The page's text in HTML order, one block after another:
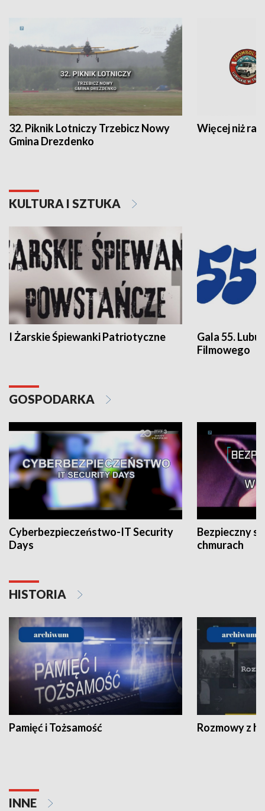
32. Piknik Lotniczy Trzebicz Nowy
Gmina Drezdenko
Więcej niż rajd
KULTURA I SZTUKA
I Żarskie Śpiewanki Patriotyczne
Gala 55.
Filmowego
GOSPODARKA
Cyberbezpieczeństwo-IT Security
Days
Bezpieczny
chmurach
HISTORIA
Pamięć i Tożsamość Rozmowy z
INNE